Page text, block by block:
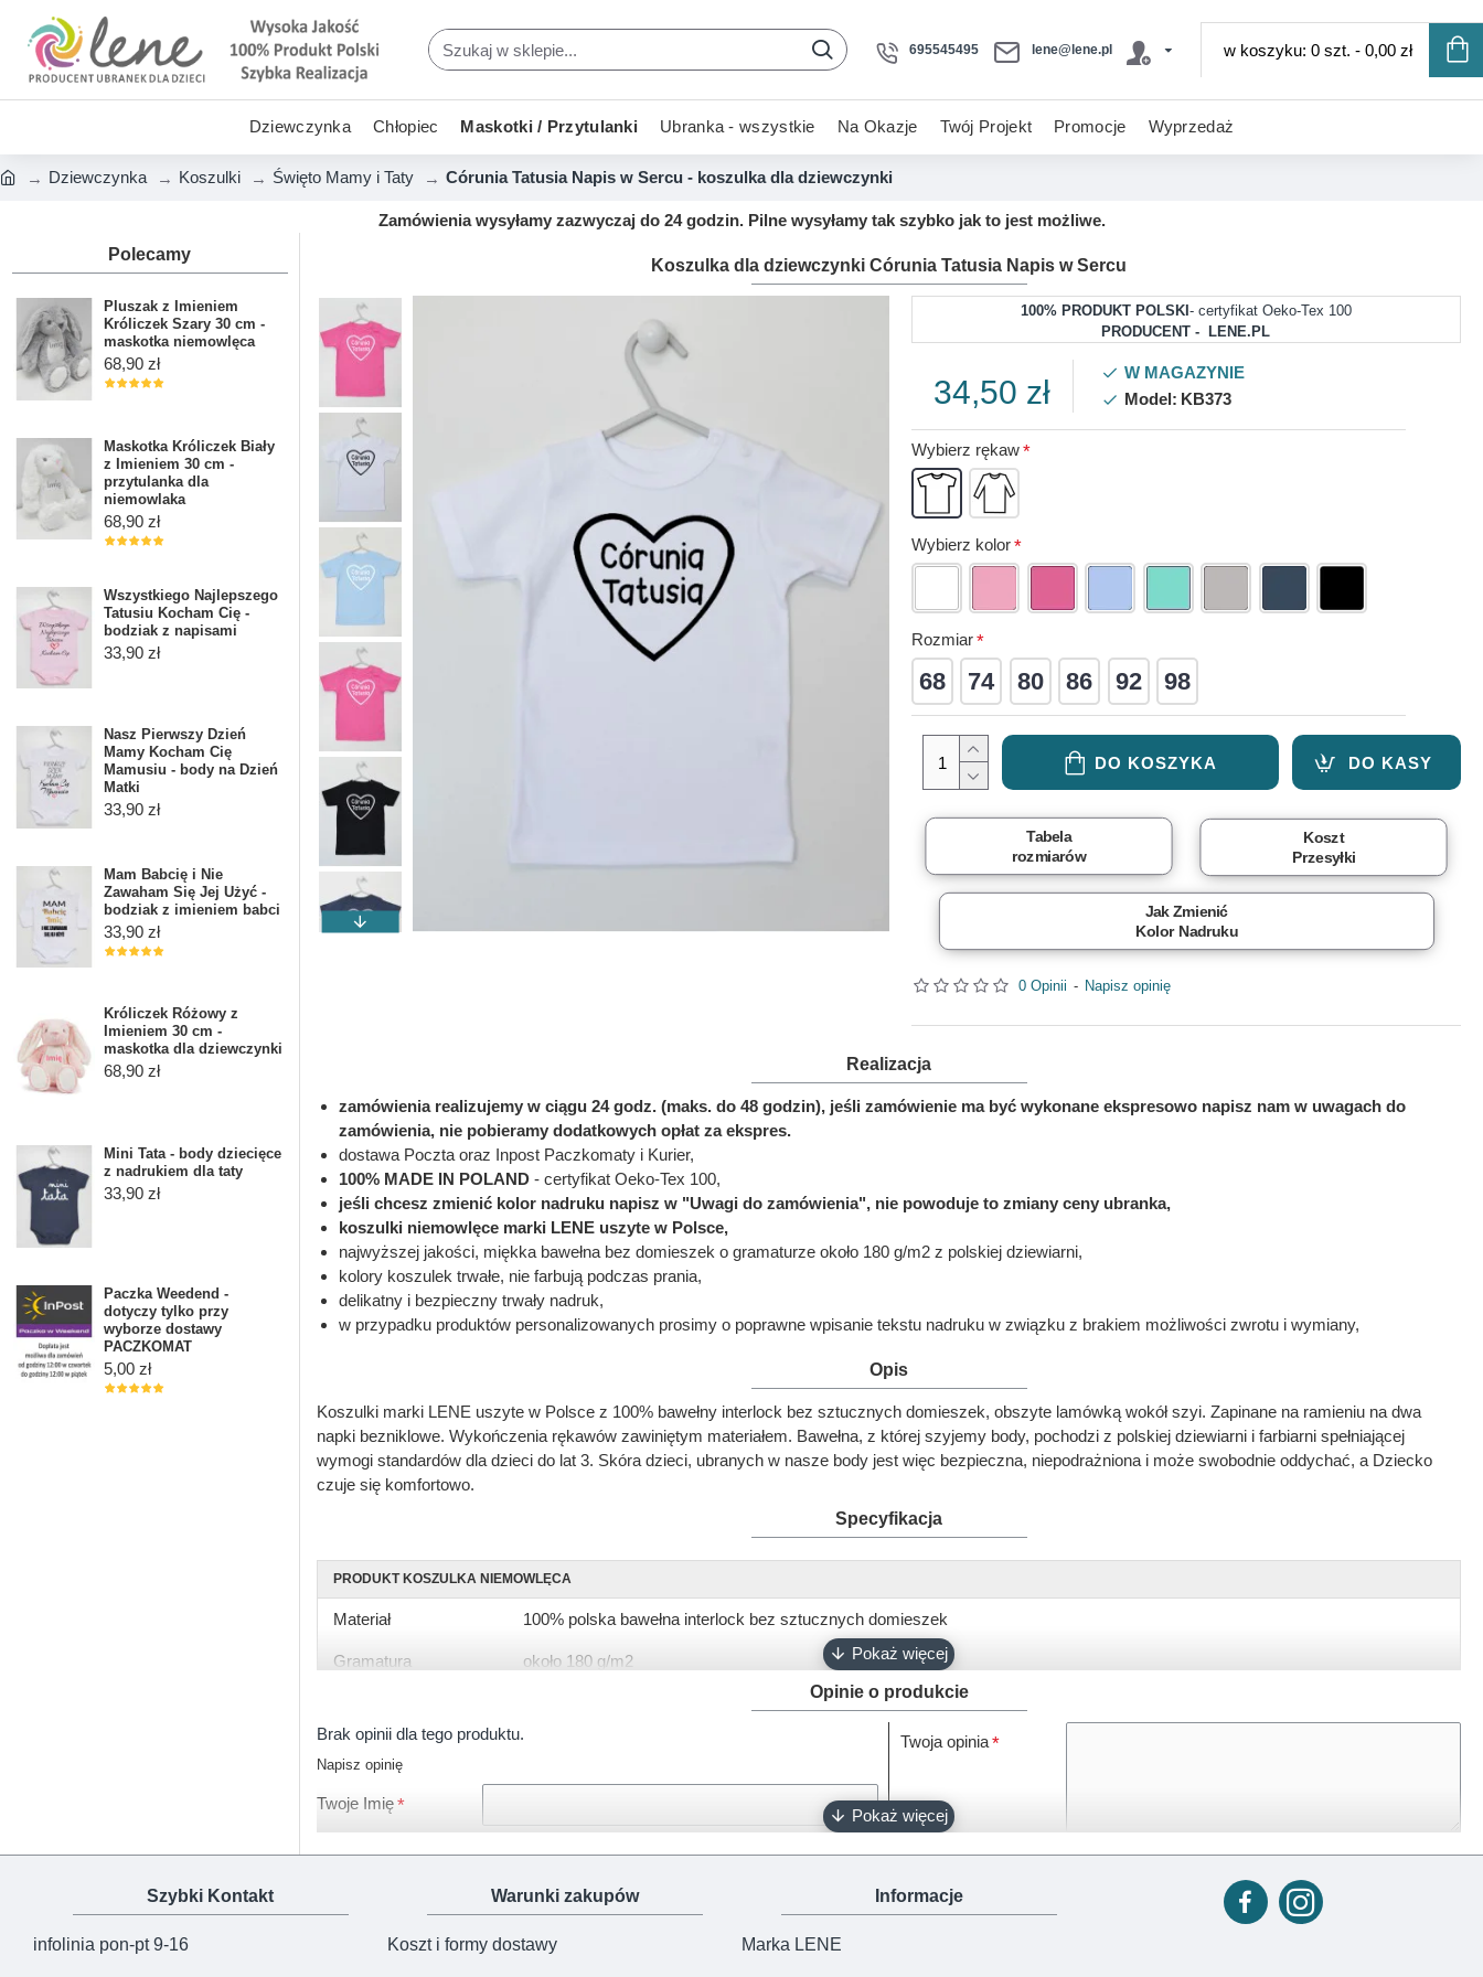
695545495 lene@lene.pl w koszyku: 0 szt. - 0,00 zł
Dziewczynka Chłopiec Maskotki / Przytulanki Ubranka - wszystkie Na Okazje Twój Projekt Promocje Wyprzedaż
Dziewczynka Koszulki Święto Mamy i Taty Córunia Tatusia Napis w Sercu - koszulka dla dziewczynki
Zamówienia wysyłamy zazwyczaj do 24 godzin. Pilne wysyłamy tak szybko jak to jest możliwe.
Polecamy
Pluszak z Imieniem
Króliczek Szary 30 cm -
maskotka niemowlęca
68,90 zł
Maskotka Króliczek Biały
z Imieniem 30 cm -
przytulanka dla
niemowlaka
68,90 zł
Wszystkiego Najlepszego
Tatusiu Kocham Cię -
bodziak z napisami
33,90 zł
Nasz Pierwszy Dzień
Mamy Kocham Cię
Mamusiu - body na Dzień
Matki
33,90 zł
Mam Babcię i Nie
Zawaham Się Jej Użyć -
bodziak z imieniem babci
33,90 zł
Króliczek Różowy z
Imieniem 30 cm -
maskotka dla dziewczynki
68,90 zł
Mini Tata - body dziecięce
z nadrukiem dla taty
33,90 zł
Paczka Weedend -
dotyczy tylko przy
wyborze dostawy
PACZKOMAT
5,00 zł
Koszulka dla dziewczynki Córunia Tatusia Napis w Sercu
100% PRODUKT POLSKI - certyfikat Oeko-Tex 100
PRODUCENT - LENE.PL
0 Opinii - Napisz opinię
34,50 zł
W MAGAZYNIE
Model: KB373
Wybierz rękaw
Wybierz kolor
Rozmiar
68 74 80 86 92 98
DO KOSZYKA DO KASY
Tabela
rozmiarów
Koszt
Przesyłki
Jak Zmienić
Kolor Nadruku
Realizacja
zamówienia realizujemy w ciągu 24 godz. (maks. do 48 godzin), jeśli zamówienie ma być wykonane ekspresowo napisz nam w uwagach do
zamówienia, nie pobieramy dodatkowych opłat za ekspres.
dostawa Poczta oraz Inpost Paczkomaty i Kurier,
100% MADE IN POLAND - certyfikat Oeko-Tex 100,
jeśli chcesz zmienić kolor nadruku napisz w "Uwagi do zamówienia", nie powoduje to zmiany ceny ubranka,
koszulki niemowlęce marki LENE uszyte w Polsce,
najwyższej jakości, miękka bawełna bez domieszek o gramaturze około 180 g/m2 z polskiej dziewiarni,
kolory koszulek trwałe, nie farbują podczas prania,
delikatny i bezpieczny trwały nadruk,
w przypadku produktów personalizowanych prosimy o poprawne wpisanie tekstu nadruku w związku z brakiem możliwości zwrotu i wymiany,
Opis
Koszulki marki LENE uszyte w Polsce z 100% bawełny interlock bez sztucznych domieszek, obszyte lamówką wokół szyi. Zapinane na ramieniu na dwa
napki bezniklowe. Wykończenia rękawów zawiniętym materiałem. Bawełna, z której szyjemy body, pochodzi z polskiej dziewiarni i farbiarni spełniającej
wymogi standardów dla dzieci do lat 3. Skóra dzieci, ubranych w nasze body jest więc bezpieczna, niepodrażniona i może swobodnie oddychać, a Dziecko
czuje się komfortowo.
Specyfikacja
PRODUKT KOSZULKA NIEMOWLĘCA
Materiał 100% polska bawełna interlock bez sztucznych domieszek
Gramatura około 180 g/m2
Rozmiary
biały, różowy, ciemny róż, błękitny, turkusowy, szary, granatowy, czarny
Zapięcie napy bezniklowe
Produkcja 100% polski produkt - Marka Lene
Opinie o produkcie
Brak opinii dla tego produktu.
Napisz opinię
Twoje Imię
Twoja opinia
Szybki Kontakt
infolinia pon-pt 9-16
Warunki zakupów
Koszt i formy dostawy
Informacje
Marka LENE